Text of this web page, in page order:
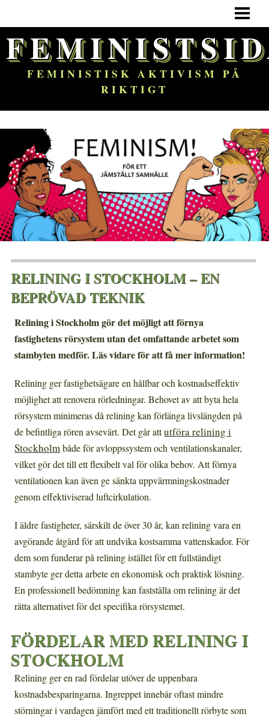
FEMINISM
OM BLOGGEN
FEMINISTISK AKTIVISM PÅ
RIKTIGT
RELINING I STOCKHOLM – EN
BEPRÖVAD TEKNIK
Relining i Stockholm gör det möjligt att förnya
fastighetens rörsystem utan det omfattande arbetet som
stambyten medför. Läs vidare för att få mer information!
Relining ger fastighetsägare en hållbar och kostnadseffektiv
möjlighet att renovera rörledningar. Behovet av att byta hela
rörsystem minimeras då relining kan förlänga livslängden på
de befintliga rören avsevärt. Det går attutföra relining i
Stockholmbåde för avloppssystem och ventilationskanaler,
vilket gör det till ett flexibelt val för olika behov. Att förnya
ventilationen kan även ge sänkta uppvärmningskostnader
genom effektiviserad luftcirkulation.
I äldre fastigheter, särskilt de över 30 år, kan relining vara en
avgörande åtgärd för att undvika kostsamma vattenskador. För
dem som funderar på relining istället för ett fullständigt
stambyte ger detta arbete en ekonomisk och praktisk lösning.
En professionell bedömning kan fastställa om relining är det
rätta alternativet för det specifika rörsystemet.
FÖRDELAR MED RELINING I
STOCKHOLM
Relining ger en rad fördelar utöver de uppenbara
kostnadsbesparingarna. Ingreppet innebär oftast mindre
störningar i vardagen jämfört med ett traditionellt rörbyte som